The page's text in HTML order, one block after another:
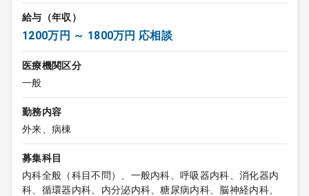
給与（年収）
1200万円 ～ 1800万円 応相談
医療機関区分
一般
勤務内容
外来、病棟
募集科目
内科全般（科目不問）、一般内科、呼吸器内科、消化器内
科、循環器内科、内分泌内科、糖尿病内科、脳神経内科、